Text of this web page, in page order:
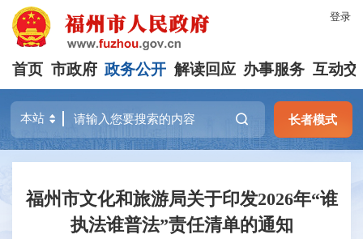
登录
首页 市政府 政务公开 解读回应 办事服务 互动交
长者模式
福州市文化和旅游局关于印发2026年“谁
执法谁普法”责任清单的通知